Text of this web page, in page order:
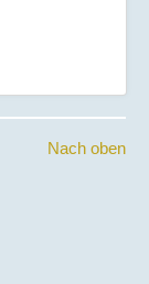
Nach oben